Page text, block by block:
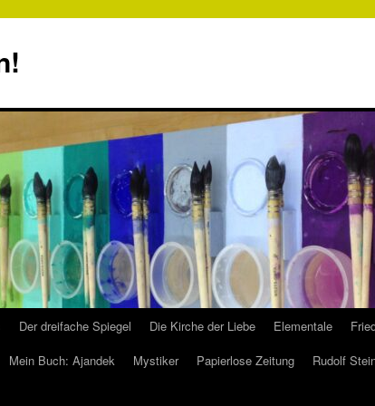
Der dreifache Spiegel Die Kirche der Liebe Elementale
Mein Buch: Ajandek Mystiker Papierlose Zeitung Rudolf